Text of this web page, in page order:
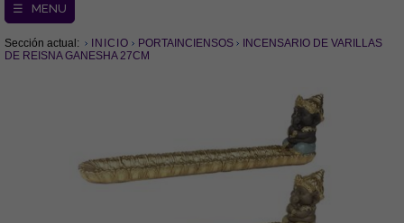
☰ MENU
Sección actual: INICIO PORTAINCIENSOS
INCENSARIO DE VARILLAS
DE REISNA GANESHA 27CM